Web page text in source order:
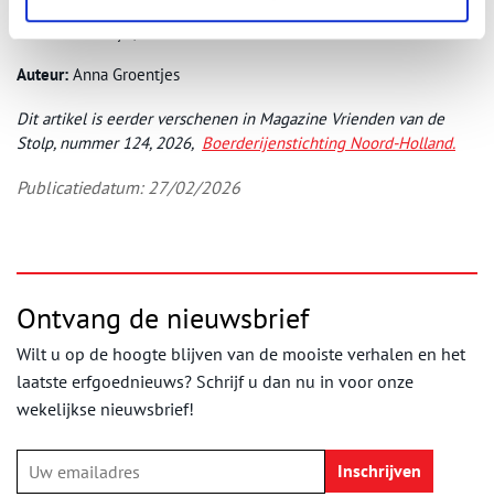
Auteur: Anna Groentjes
Dit artikel is eerder verschenen in Magazine Vrienden van de
Stolp, nummer 124, 2026, Boerderijenstichting Noord-Holland.
Publicatiedatum: 27/02/2026
Ontvang de nieuwsbrief
Wilt u op de hoogte blijven van de mooiste verhalen en het
laatste erfgoednieuws? Schrijf u dan nu in voor onze
wekelijkse nieuwsbrief!